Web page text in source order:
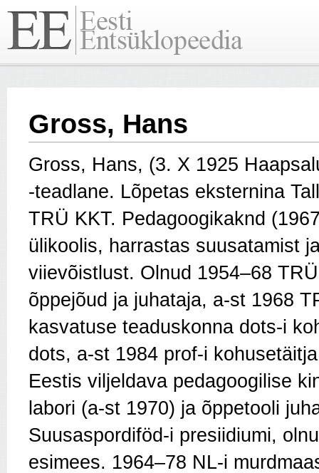
Gross, Hans
Gross, Hans, (3. X 1925
-teadlane. Lõpetas eksternina
TRÜ KKT. Pedagoogikaknd
ülikoolis, harrastas suusatamist
viievõistlust. Olnud 1954–68
õppejõud ja juhataja, a-st 1968
kasvatuse teaduskonna dots-i
dots, a-st 1984 prof-i
Eestis viljeldava pedagoogilise
labori (a-st 1970) ja õppetooli
Suusaspordiföd-i presiidiumi,
esimees. 1964–78 NL-i